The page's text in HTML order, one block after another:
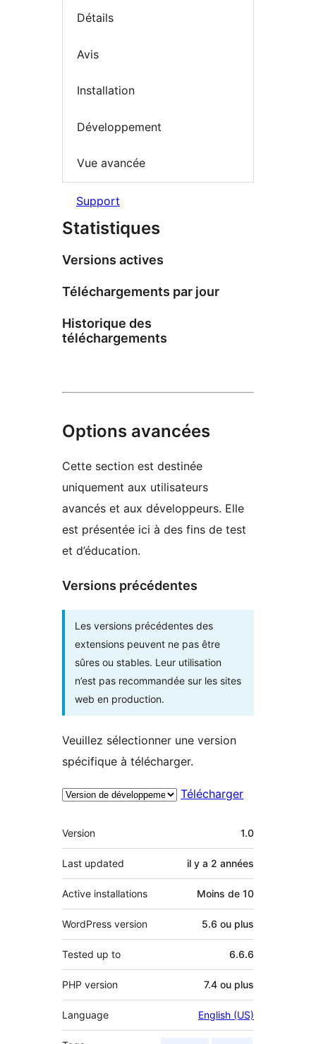
Détails
Avis
Installation
Développement
Vue avancée
Support
Statistiques
Versions actives
Téléchargements par jour
Historique des
téléchargements
Options avancées
Cette section est destinée
uniquement aux utilisateurs
avancés et aux développeurs. Elle
est présentée ici à des fins de test
et d’éducation.
Versions précédentes
Les versions précédentes des
extensions peuvent ne pas être
sûres ou stables. Leur utilisation
n’est pas recommandée sur les sites
web en production.
Veuillez sélectionner une version
spécifique à télécharger.
Télécharger
Méta
Version 1.0
Last updated il y a 2 années
Active installations Moins de 10
WordPress version 5.6 ou plus
Tested up to 6.6.6
PHP version 7.4 ou plus
Language English (US)